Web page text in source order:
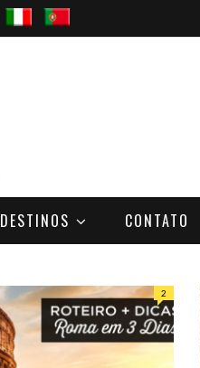
DESTINOS CONTATO
2